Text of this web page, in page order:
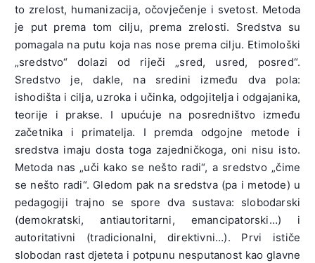
to zrelost, humanizacija, očovječenje i svetost. Metoda
je put prema tom cilju, prema zrelosti. Sredstva su
pomagala na putu koja nas nose prema cilju. Etimološki
„sredstvo“ dolazi od riječi „sred, usred, posred“.
Sredstvo je, dakle, na sredini između dva pola:
ishodišta i cilja, uzroka i učinka, odgojitelja i odgajanika,
teorije i prakse. I upućuje na posredništvo između
začetnika i primatelja. I premda odgojne metode i
sredstva imaju dosta toga zajedničkoga, oni nisu isto.
Metoda nas „uči kako se nešto radi“, a sredstvo „čime
se nešto radi“. Gledom pak na sredstva (pa i metode) u
pedagogiji trajno se spore dva sustava: slobodarski
(demokratski, antiautoritarni, emancipatorski…) i
autoritativni (tradicionalni, direktivni…). Prvi ističe
slobodan rast djeteta i potpunu nesputanost kao glavne